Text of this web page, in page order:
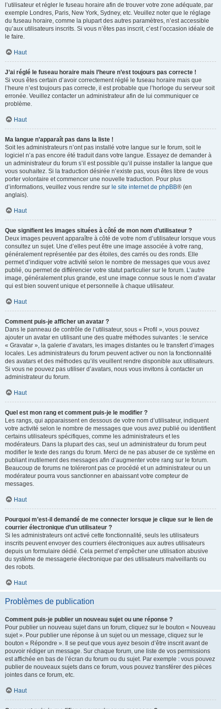
l’utilisateur et régler le fuseau horaire afin de trouver votre zone adéquate, par
exemple Londres, Paris, New York, Sydney, etc. Veuillez noter que le réglage
du fuseau horaire, comme la plupart des autres paramètres, n’est accessible
qu’aux utilisateurs inscrits. Si vous n’êtes pas inscrit, c’est l’occasion idéale de
le faire.
Haut
J’ai réglé le fuseau horaire mais l’heure n’est toujours pas correcte !
Si vous êtes certain d’avoir correctement réglé le fuseau horaire mais que
l’heure n’est toujours pas correcte, il est probable que l’horloge du serveur soit
erronée. Veuillez contacter un administrateur afin de lui communiquer ce
problème.
Haut
Ma langue n’apparaît pas dans la liste !
Soit les administrateurs n’ont pas installé votre langue sur le forum, soit le
logiciel n’a pas encore été traduit dans votre langue. Essayez de demander à
un administrateur du forum s’il est possible qu’il puisse installer la langue que
vous souhaitez. Si la traduction désirée n’existe pas, vous êtes libre de vous
porter volontaire et commencer une nouvelle traduction. Pour plus
d’informations, veuillez vous rendre sur le site internet de phpBB® (en
anglais).
Haut
Que signifient les images situées à côté de mon nom d’utilisateur ?
Deux images peuvent apparaître à côté de votre nom d’utilisateur lorsque vous
consultez un sujet. Une d’elles peut être une image associée à votre rang,
généralement représentée par des étoiles, des carrés ou des ronds. Elle
permet d’indiquer votre activité selon le nombre de messages que vous avez
publié, ou permet de différencier votre statut particulier sur le forum. L’autre
image, généralement plus grande, est une image connue sous le nom d’avatar
qui est bien souvent unique et personnelle à chaque utilisateur.
Haut
Comment puis-je afficher un avatar ?
Dans le panneau de contrôle de l’utilisateur, sous « Profil », vous pouvez
ajouter un avatar en utilisant une des quatre méthodes suivantes : le service
« Gravatar », la galerie d’avatars, les images distantes ou le transfert d’images
locales. Les administrateurs du forum peuvent activer ou non la fonctionnalité
des avatars et des méthodes qu’ils veuillent rendre disponible aux utilisateurs.
Si vous ne pouvez pas utiliser d’avatars, nous vous invitons à contacter un
administrateur du forum.
Haut
Quel est mon rang et comment puis-je le modifier ?
Les rangs, qui apparaissent en dessous de votre nom d’utilisateur, indiquent
votre activité selon le nombre de messages que vous avez publié ou identifient
certains utilisateurs spécifiques, comme les administrateurs et les
modérateurs. Dans la plupart des cas, seul un administrateur du forum peut
modifier le texte des rangs du forum. Merci de ne pas abuser de ce système en
publiant inutilement des messages afin d’augmenter votre rang sur le forum.
Beaucoup de forums ne toléreront pas ce procédé et un administrateur ou un
modérateur pourra vous sanctionner en abaissant votre compteur de
messages.
Haut
Pourquoi m’est-il demandé de me connecter lorsque je clique sur le lien de
courrier électronique d’un utilisateur ?
Si les administrateurs ont activé cette fonctionnalité, seuls les utilisateurs
inscrits peuvent envoyer des courriers électroniques aux autres utilisateurs
depuis un formulaire dédié. Cela permet d’empêcher une utilisation abusive
du système de messagerie électronique par des utilisateurs malveillants ou
des robots.
Haut
Problèmes de publication
Comment puis-je publier un nouveau sujet ou une réponse ?
Pour publier un nouveau sujet dans un forum, cliquez sur le bouton « Nouveau
sujet ». Pour publier une réponse à un sujet ou un message, cliquez sur le
bouton « Répondre ». Il se peut que vous ayez besoin d’être inscrit avant de
pouvoir rédiger un message. Sur chaque forum, une liste de vos permissions
est affichée en bas de l’écran du forum ou du sujet. Par exemple : vous pouvez
publier de nouveaux sujets dans ce forum, vous pouvez transférer des pièces
jointes dans ce forum, etc.
Haut